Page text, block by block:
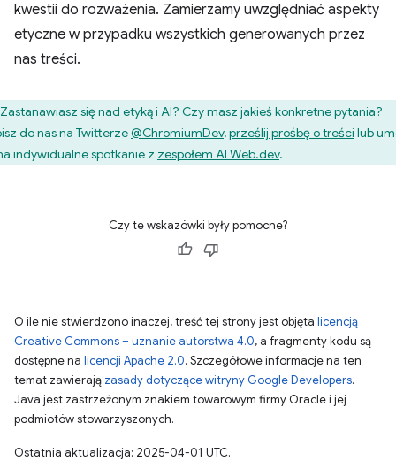
kwestii do rozważenia. Zamierzamy uwzględniać aspekty
etyczne w przypadku wszystkich generowanych przez
nas treści.
Zastanawiasz się nad etyką i AI? Czy masz jakieś konkretne pytania?
do nas na Twitterze@ChromiumDev,prześlij prośbę o treści lub
indywidualne spotkanie z zespołem AI Web.dev.
Czy te wskazówki były pomocne?
O ile nie stwierdzono inaczej, treść tej strony jest objęta licencją
Creative Commons – uznanie autorstwa 4.0, a fragmenty kodu są
dostępne na licencji Apache 2.0. Szczegółowe informacje na ten
temat zawierają zasady dotyczące witryny Google Developers.
Java jest zastrzeżonym znakiem towarowym firmy Oracle i jej
podmiotów stowarzyszonych.
Ostatnia aktualizacja: 2025-04-01 UTC.